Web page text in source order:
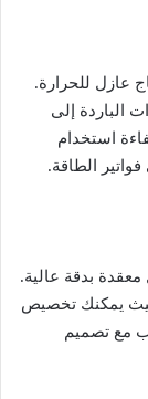
عازل للحرارة.
الباردة إلى
استخدام
الطاقة.
بدقة عالية.
يمكنك تخصيص
مع تصميم